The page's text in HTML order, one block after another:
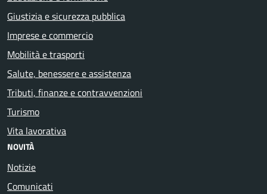
Giustizia e sicurezza pubblica
Imprese e commercio
Mobilità e trasporti
Salute, benessere e assistenza
Tributi, finanze e contravvenzioni
Turismo
Vita lavorativa
NOVITÀ
Notizie
Comunicati